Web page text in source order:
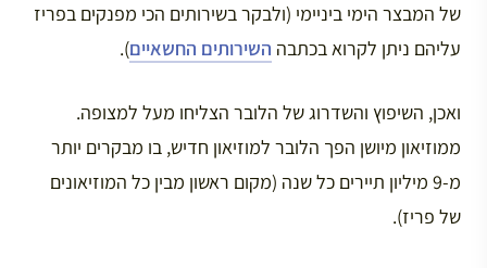
של המבצר הימי ביניימי (ולבקר בשירותים הכי מפנקים בפריז
עליהם ניתן לקרוא בכתבה השירותים החשאיים).
ואכן, השיפוץ והשדרוג של הלובר הצליחו מעל למצופה.
ממוזיאון מיושן הפך הלובר למוזיאון חדיש, בו מבקרים יותר
מ-9 מיליון תיירים כל שנה (מקום ראשון מבין כל המוזיאונים
של פריז).